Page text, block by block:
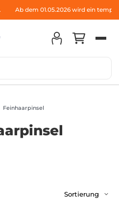
Ab dem 01.05.2026 wird ein temp.
Feinhaarpinsel
Sortierung